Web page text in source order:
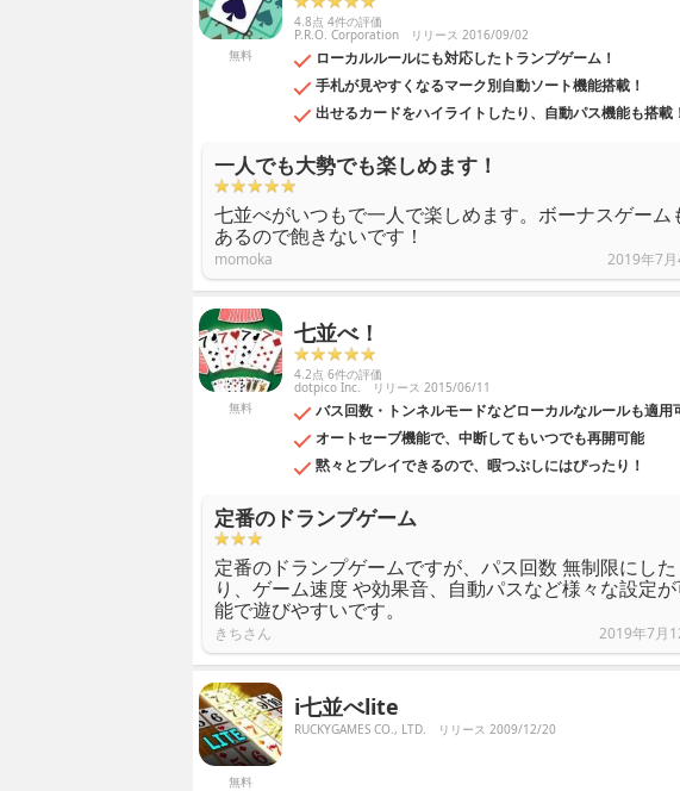
無料
4.8点 4件の評価
P.R.O. Corporation リリース 2016/09/02
ローカルルールにも対応したトランプゲーム！
手札が見やすくなるマーク別自動ソート機能搭載！
出せるカードをハイライトしたり、自動パス機能も搭載！
一人でも大勢でも楽しめます！
七並べがいつもで一人で楽しめます。ボーナスゲーム
あるので飽きないです！
momoka 2019年7月
無料
七並べ！
4.2点 6件の評価
dotpico Inc. リリース 2015/06/11
バス回数・トンネルモードなどローカルなルールも適用
オートセーブ機能で、中断してもいつでも再開可能
黙々とプレイできるので、暇つぶしにはぴったり！
定番のドランプゲーム
定番のドランプゲームですが、パス回数 無制限にした
り、ゲーム速度 や効果音、自動パスなど様々な設定
能で遊びやすいです。
きちさん 2019年7月
無料
i七並べlite
RUCKYGAMES CO., LTD. リリース 2009/12/20